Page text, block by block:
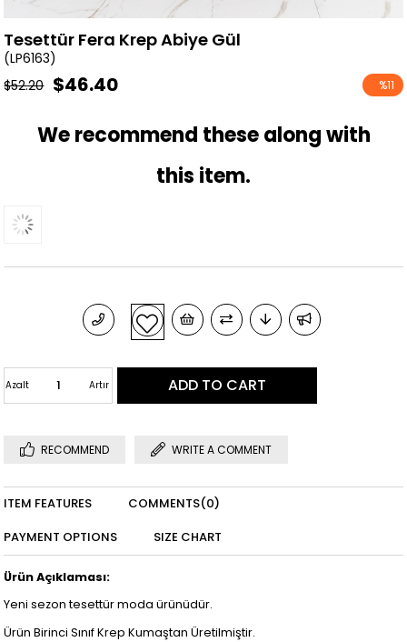
Tesettür Fera Krep Abiye Gül
(LP6163)
%11
$52.20 $46.40
We recommend these along with
this item.
Artır
Azalt
RECOMMEND WRITE A COMMENT
ITEM FEATURES COMMENTS(0)
PAYMENT OPTIONS
SIZE CHART
Ürün Açıklaması:
Yeni sezon tesettür moda ürünüdür.
Ürün Birinci Sınıf Krep Kumaştan Üretilmiştir.